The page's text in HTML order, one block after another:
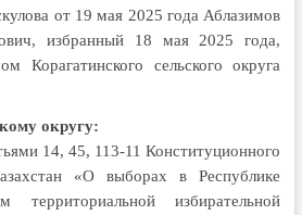
от 19 мая 2025 года Аблазимов
избранный 18 мая 2025 года,
Корагатинского сельского округа
округу:
14, 45, 113-11 Конституционного
«О выборах в Республике
территориальной избирательной